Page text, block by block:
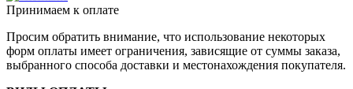
Принимаем к оплате
Просим обратить внимание, что использование некоторых
форм оплаты имеет ограничения, зависящие от суммы заказа,
выбранного способа доставки и местонахождения покупателя.